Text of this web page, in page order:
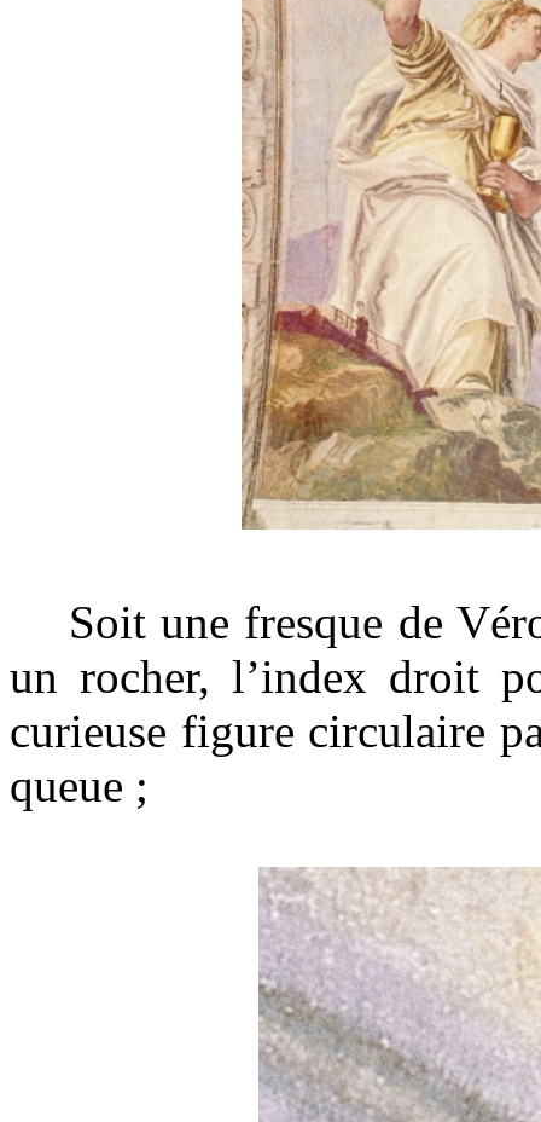
Soit une fresque de
un rocher, l’index droit
curieuse figure circulaire
queue ;